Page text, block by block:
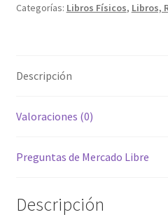
Categorías: Libros Físicos, Libros,
Descripción
Valoraciones (0)
Preguntas de Mercado Libre
Descripción